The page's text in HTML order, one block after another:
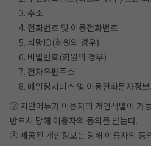
3. 주소
4. 전화번호 및 이동전화번호
5. 희망ID(회원의 경우)
6. 비밀번호(회원의 경우)
7. 전자우편주소
8. 메일링서비스 및 이동전화문자정
② 지안에듀가 이용자의 개인식별이 가
반드시 당해 이용자의 동의를 받는다.
③ 제공된 개인정보는 당해 이용자의 동